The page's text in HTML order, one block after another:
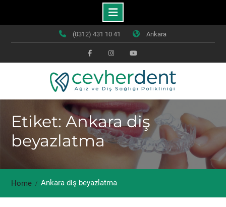
(0312) 431 10 41 Ankara
FacebookInstagramYoutube
Etiket: Ankara diş
beyazlatma
Home Ankara diş beyazlatma